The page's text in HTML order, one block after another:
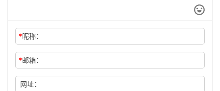
*昵称：
*邮箱：
网址：